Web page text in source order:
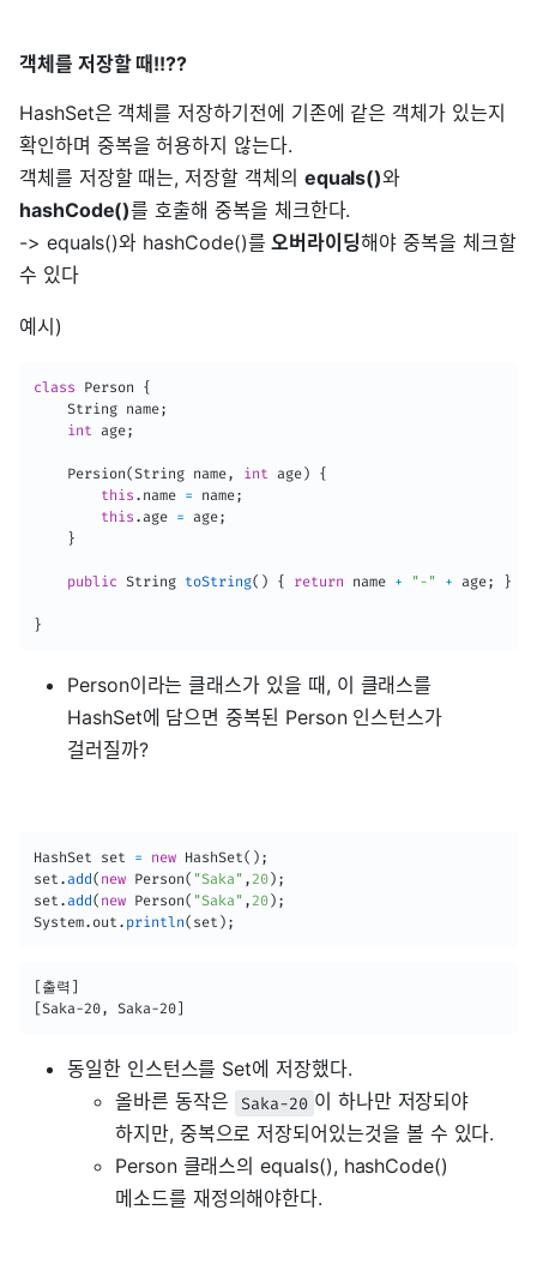
객체를 저장할 때!!??
HashSet은 객체를 저장하기전에 기존에 같은 객체가 있는지
확인하며 중복을 허용하지 않는다.
객체를 저장할 때는, 저장할 객체의 equals()와
hashCode()를 호출해 중복을 체크한다.
-> equals()와 hashCode()를오버라이딩해야 중복을 체크할
수 있다
예시)
class Person
{
String name;
int age;
Persion(String name, int age )
{
this . name = name;
this .age = age;
}
public String toString( ) { return name + "-" + age; }
}
Person이라는 클래스가 있을 때, 이 클래스를
HashSet에 담으면 중복된 Person 인스턴스가
걸러질까?
HashSet set = new HashSet( ) ;
set .add ( new Person( "Saka" , 20 ) ;
set .add ( new Person( "Saka" , 20 ) ;
System. out . println( set ) ;
[출력]
[Saka-20, Saka-20]
동일한 인스턴스를 Set에 저장했다.
올바른 동작은
Saka-20 이 하나만 저장되야
하지만, 중복으로 저장되어있는것을 볼 수 있다.
Person 클래스의 equals(), hashCode()
메소드를 재정의해야한다.